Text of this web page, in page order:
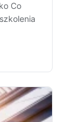
Co